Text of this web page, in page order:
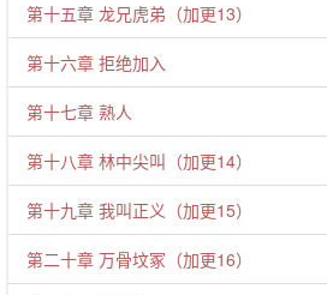
第十五章 龙兄虎弟（加更13）
第十六章 拒绝加入
第十七章 熟人
第十八章 林中尖叫（加更14）
第十九章 我叫正义（加更15）
第二十章 万骨坟冢（加更16）